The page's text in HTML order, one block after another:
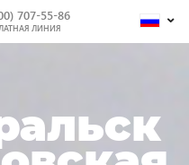
707-55-86
ЛИНИЯ